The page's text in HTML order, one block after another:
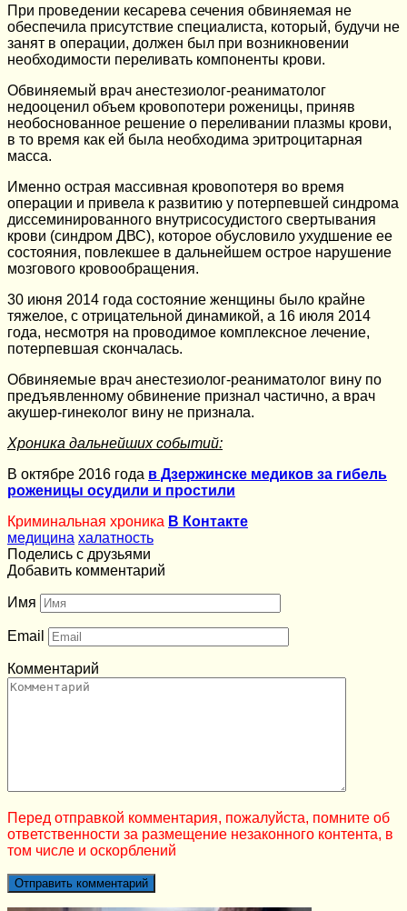
При проведении кесарева сечения обвиняемая не
обеспечила присутствие специалиста, который, будучи не
занят в операции, должен был при возникновении
необходимости переливать компоненты крови.
Обвиняемый врач анестезиолог-реаниматолог
недооценил объем кровопотери роженицы, приняв
необоснованное решение о переливании плазмы крови,
в то время как ей была необходима эритроцитарная
масса.
Именно острая массивная кровопотеря во время
операции и привела к развитию у потерпевшей синдрома
диссеминированного внутрисосудистого свертывания
крови (синдром ДВС), которое обусловило ухудшение ее
состояния, повлекшее в дальнейшем острое нарушение
мозгового кровообращения.
30 июня 2014 года состояние женщины было крайне
тяжелое, с отрицательной динамикой, а 16 июля 2014
года, несмотря на проводимое комплексное лечение,
потерпевшая скончалась.
Обвиняемые врач анестезиолог-реаниматолог вину по
предъявленному обвинение признал частично, а врач
акушер-гинеколог вину не признала.
Хроника дальнейших событий:
В октябре 2016 года в Дзержинске медиков за гибель
роженицы осудили и простили
Криминальная хроника В Контакте
медицина халатность
Поделись с друзьями
Добавить комментарий
Имя
Email
Комментарий
Перед отправкой комментария, пожалуйста, помните об
ответственности за размещение незаконного контента, в
том числе и оскорблений